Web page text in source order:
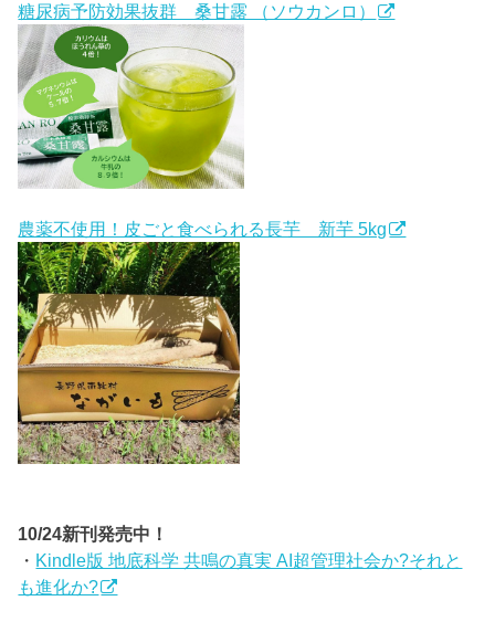
糖尿病予防効果抜群 桑甘露 （ソウカンロ）
農薬不使用！皮ごと食べられる長芋 新芋 5kg
10/24新刊発売中！
・ Kindle版 地底科学 共鳴の真実 AI超管理社会か?それと
も進化か?